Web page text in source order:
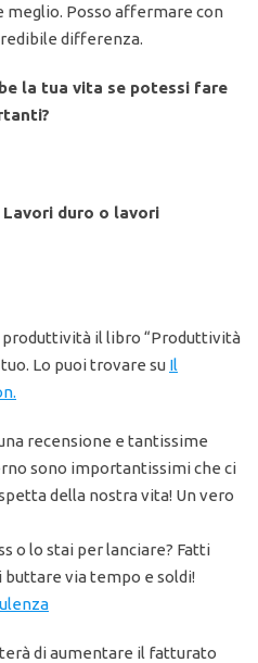
meglio. Posso affermare con
differenza.
la tua vita se potessi fare
duro o lavori
produttività il libro “Produttività
Lo puoi trovare su Il
recensione e tantissime
sono importantissimi che ci
della nostra vita! Un vero
o lo stai per lanciare? Fatti
buttare via tempo e soldi!
di aumentare il fatturato